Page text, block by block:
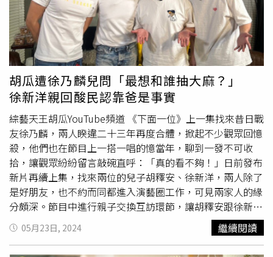
升69％的原因之一。2022年9月，141個國家在聯合國總部
舉行的教育變革峰會上承諾加速實現永續發展目標。80％國
家致力於推動教師培訓和專業發展，70％國家承諾增加或改
善教育投資，25％的國家承諾增加財政支持和學校供餐。教
科文組織在報告中提出10項建議。第1項是各國政府應保證
所有男性和女性都能接受至少12年義務教育，經費由公共資
金負擔。報告也建議，政府在提供義務教育的同時，也應投
資幼兒教育，儘早打下學習基礎，消除不平等現象。此外，
也應落實相關計劃，為無法接受優質教育或輟學的青少年提
供「第二次機會」。為打造安全、包容的學習環境，教科文
組織呼籲縮短兒童家庭和學校之間的距離（尤其在貧困地
區），在所有學校安裝供水和衛生設施；同時，要縮小班級
規模，並由具有資格和積極主動的教師授課；而且教師應以
平等的方式對待所有學生，推動性別平等。
胡瓜遭徐乃麟兒問「最想和誰抽大麻？」
徐新洋親回酸民認靠爸是事實
綜藝天王胡瓜YouTube頻道 《下面一位》上一集找來昔日戰
友徐乃麟，兩人睽違二十三年再度合體，掀起不少觀眾回憶
殺，他們也在節目上一搭一唱的憶當年，聊到一發不可收
拾，讓觀眾紛紛留言敲碗直呼：「真的看不夠！」日前發布
新片再續上集，找來兩位的兒子胡釋安、徐新洋，兩人除了
是好朋友，也不約而同都進入演藝圈工作，可見兩家人的緣
分頗深。節目中進行親子交換互訪環節，讓胡釋安跟徐新洋
當主持人，對兩位綜藝大哥進行辛辣提問，沒想到題目一題
比一題辛辣，徐新洋對胡瓜直球詢問：「最想和誰一起抽大
05月23日, 2024 繼續閱讀